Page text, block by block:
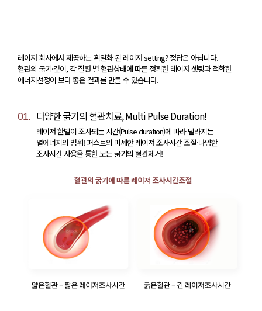
레이저 회사에서 제공하는 획일화 된 레이저 setting? 정답은 아닙니다.
혈관의 굵기·깊이, 각 질환 별 혈관상태에 따른 정확한 레이저 셋팅과 적합한
에너지선정이 보다 좋은 결과를 만들 수 있습니다.
01. 다양한 굵기의 혈관치료, Multi Pulse Duration!
레이저 한발이 조사되는 시간(Pulse duration)에 따라 달라지는
열에너지의 범위! 퍼스트의 미세한 레이저 조사시간 조절·다양한
조사시간 사용을 통한 모든 굵기의 혈관제거!